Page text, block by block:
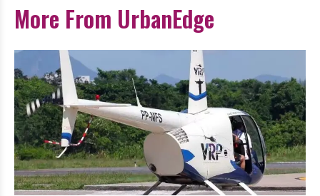
More From UrbanEdge